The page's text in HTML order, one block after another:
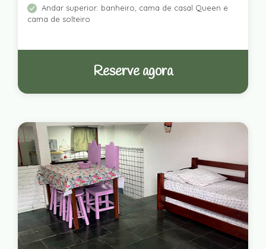
Andar superior: banheiro, cama de casal Queen e
cama de solteiro
Reserve agora